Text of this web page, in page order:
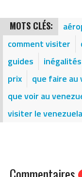
MOTS CLÉS:
comment visiter
guides
inégalités
prix
que faire au
que voir au
visiter le venezuela